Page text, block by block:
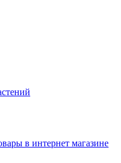
в интернет магазине